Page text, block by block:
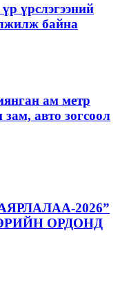
үрслэгээний
байна
ам метр
авто зогсоол
2026”
ОРДОНД